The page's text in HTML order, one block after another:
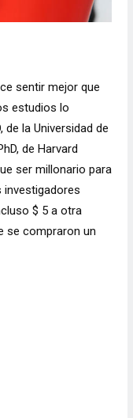
sentir mejor que
estudios lo
de la Universidad de
de Harvard
ser millonario para
$ 5 a otra
se compraron un